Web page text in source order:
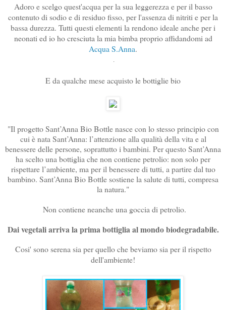
Adoro e scelgo quest'acqua per la sua leggerezza e per il basso
contenuto di sodio e di residuo fisso, per l'assenza di nitriti e per la
bassa durezza. Tutti questi elementi la rendono ideale anche per i
neonati ed io ho cresciuta la mia bimba proprio affidandomi ad
Acqua S.Anna.
E da qualche mese acquisto le bottiglie bio
"Il progetto Sant’Anna Bio Bottle nasce con lo stesso principio con
cui è nata Sant’Anna: l’attenzione alla qualità della vita e al
benessere delle persone, soprattutto i bambini. Per questo Sant’Anna
ha scelto una bottiglia che non contiene petrolio: non solo per
rispettare l’ambiente, ma per il benessere di tutti, a partire dal tuo
bambino. Sant’Anna Bio Bottle sostiene la salute di tutti, compresa
la natura."
Non contiene neanche una goccia di petrolio.
Dai vegetali arriva la prima bottiglia al mondo biodegradabile.
Cosi' sono serena sia per quello che beviamo sia per il rispetto
dell'ambiente!